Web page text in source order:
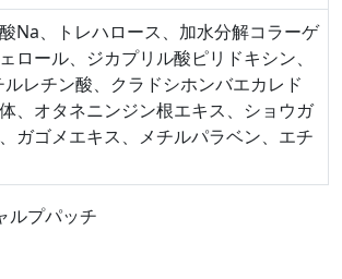
Na、トレハロース、加水分解コラーゲ
ロール、ジカプリル酸ピリドキシン、
ルレチン酸、クラドシホンバエカレド
、オタネニンジン根エキス、ショウガ
ガゴメエキス、メチルパラベン、エチ
ルプパッチ